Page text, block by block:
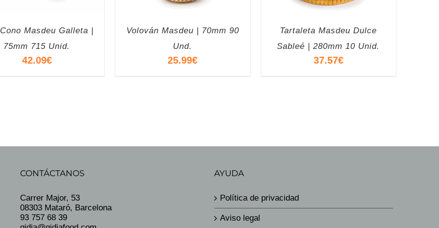
Masdeu Galleta |
75mm 715 Unid.
42.09€
Volován Masdeu | 70mm 90
Und.
25.99€
Tartaleta Masdeu Dulce
Sableé | 280mm 10 Unid.
37.57€
CONTÁCTANOS
Carrer Major, 53
08303 Mataró, Barcelona
93 757 68 39
AYUDA
Política de privacidad
Aviso legal